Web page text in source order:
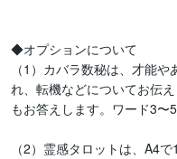
◆オプションについて
（1）カバラ数秘は、才能
れ、転機などについてお伝
もお答えします。ワード3〜5
（2）霊感タロットは、A4で